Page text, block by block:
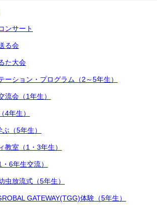
ンサート
る会
た大会
ーション・プログラム（2～5年生）
流会（1年生）
4年生）
（5年生）
教室（1・3年生）
6年生交流）
虫放流式（5年生）
GATEWAY(TGG)体験（5年生）